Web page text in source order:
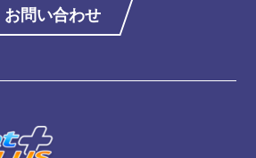
お問い合わせ